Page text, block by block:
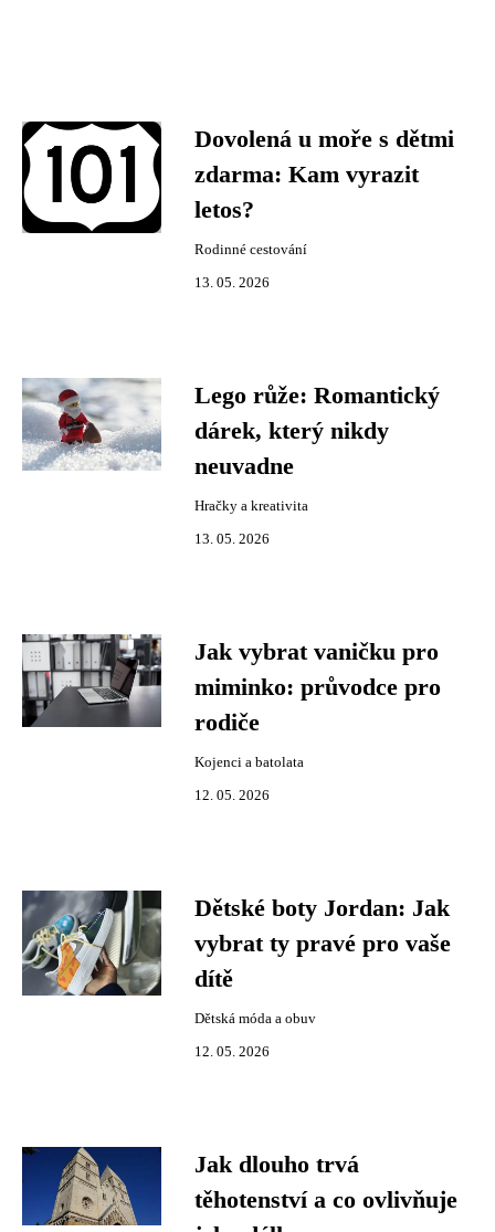
Dovolená u moře s dětmi
zdarma: Kam vyrazit
letos?
Rodinné cestování
13. 05. 2026
Lego růže: Romantický
dárek, který nikdy
neuvadne
Hračky a kreativita
13. 05. 2026
Jak vybrat vaničku pro
miminko: průvodce pro
rodiče
Kojenci a batolata
12. 05. 2026
Dětské boty Jordan: Jak
vybrat ty pravé pro vaše
dítě
Dětská móda a obuv
12. 05. 2026
Jak dlouho trvá
těhotenství a co ovlivňuje